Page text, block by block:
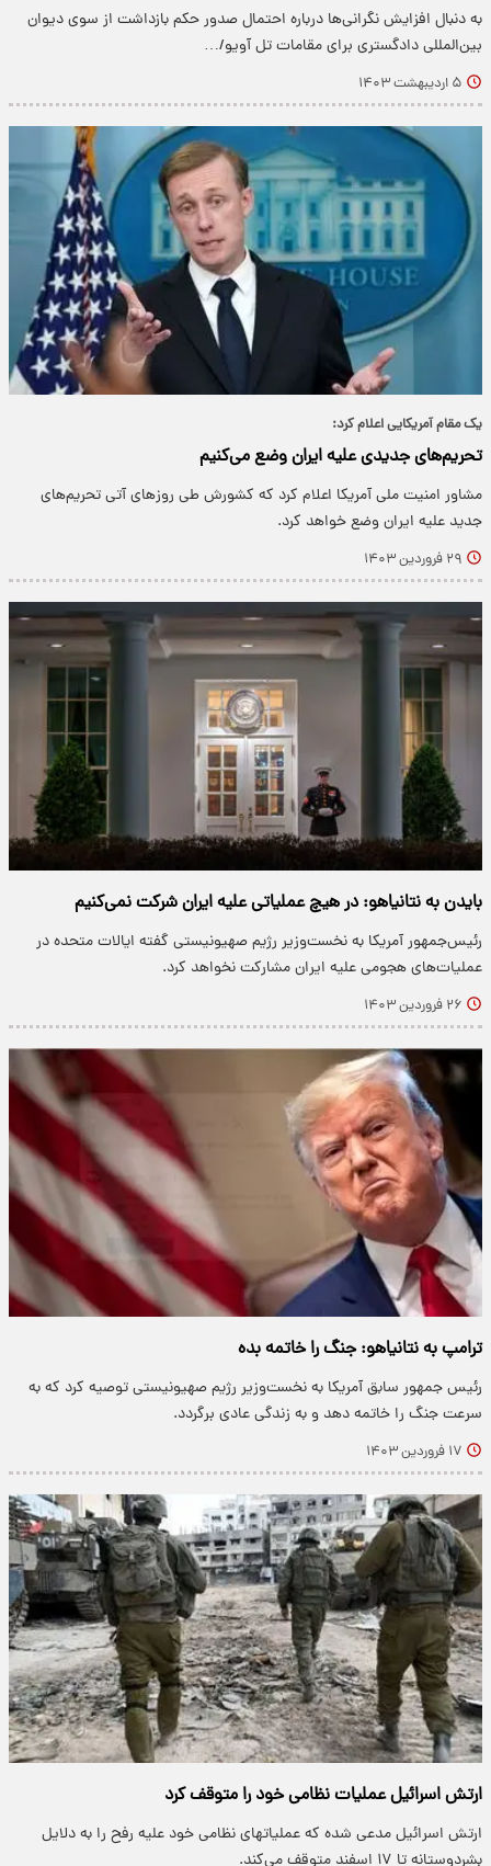
به دنبال افزایش نگرانی‌ها درباره احتمال صدور حکم بازداشت از سوی دیوان
بین‌المللی دادگستری برای مقامات تل آویو/…
۵ اردیبهشت ۱۴۰۳
یک مقام آمریکایی اعلام کرد:
تحریم‌های جدیدی علیه ایران وضع می‌کنیم
مشاور امنیت ملی آمریکا اعلام کرد که کشورش طی روزهای آتی تحریم‌های
جدید علیه ایران وضع خواهد کرد.
۲۹ فروردین ۱۴۰۳
بایدن به نتانیاهو: در هیچ عملیاتی علیه ایران شرکت نمی‌کنیم
رئیس‌جمهور آمریکا به نخست‌وزیر رژیم صهیونیستی گفته ایالات متحده در
عملیات‌های هجومی علیه ایران مشارکت نخواهد کرد.
۲۶ فروردین ۱۴۰۳
ترامپ به نتانیاهو: جنگ را خاتمه بده
رئیس جمهور سابق آمریکا به نخست‌وزیر رژیم صهیونیستی توصیه کرد که به
سرعت جنگ را خاتمه دهد و به زندگی عادی برگردد.
۱۷ فروردین ۱۴۰۳
ارتش اسرائیل عملیات نظامی خود را متوقف کرد
ارتش اسرائیل مدعی شده که عملیاتهای نظامی خود علیه رفح را به دلایل
بشردوستانه تا ۱۷ اسفند متوقف می‌کند.